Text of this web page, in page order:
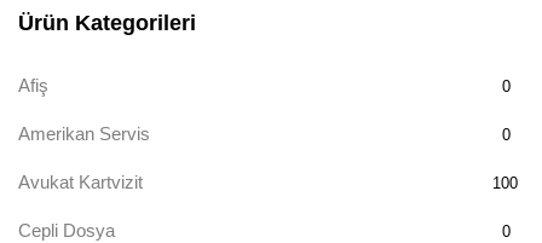
Ürün Kategorileri
Afiş 0
Amerikan Servis 0
Avukat Kartvizit 100
Cepli Dosya 0